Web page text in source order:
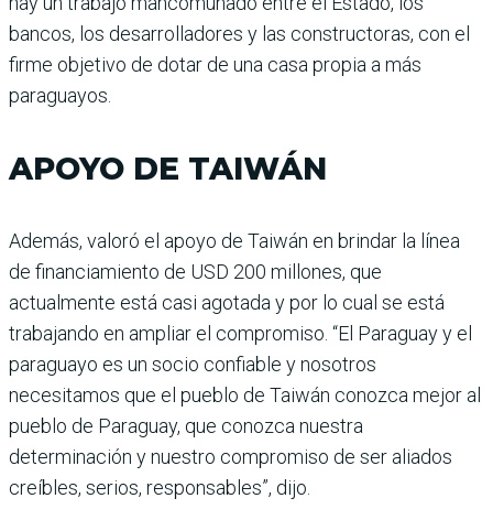
bancos, los desarrolladores y las constructoras, con el
firme objetivo de dotar de una casa propia a más
paraguayos.
APOYO DE TAIWÁN
Además, valoró el apoyo de Taiwán en brindar la línea
de financiamiento de USD 200 millones, que
actualmente está casi agotada y por lo cual se está
trabajando en ampliar el compromiso. “El Paraguay y el
paraguayo es un socio confiable y nosotros
necesitamos que el pueblo de Taiwán conozca mejor al
pueblo de Paraguay, que conozca nuestra
determinación y nuestro compromiso de ser aliados
creíbles, serios, responsables”, dijo.